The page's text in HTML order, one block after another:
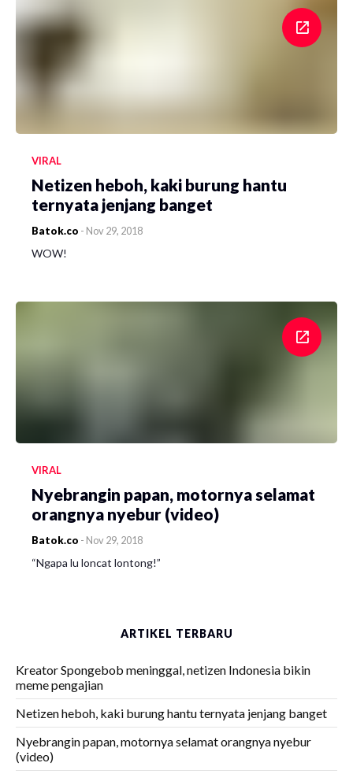
VIRAL
Netizen heboh, kaki burung hantu
ternyata jenjang banget
Batok.co - Nov 29, 2018
WOW!
VIRAL
Nyebrangin papan, motornya selamat
orangnya nyebur (video)
Batok.co - Nov 29, 2018
“Ngapa lu loncat lontong!”
ARTIKEL TERBARU
Kreator Spongebob meninggal, netizen Indonesia bikin
meme pengajian
Netizen heboh, kaki burung hantu ternyata jenjang banget
Nyebrangin papan, motornya selamat orangnya nyebur
(video)